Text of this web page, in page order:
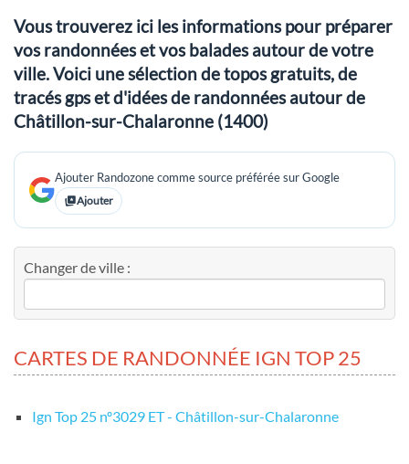
Vous trouverez ici les informations pour préparer
vos randonnées et vos balades autour de votre
ville. Voici une sélection de topos gratuits, de
tracés gps et d'idées de randonnées autour de
Châtillon-sur-Chalaronne (1400)
Ajouter Randozone comme source préférée sur Google
Ajouter
Changer de ville :
CARTES DE RANDONNÉE IGN TOP 25
Ign Top 25 nº3029 ET - Châtillon-sur-Chalaronne